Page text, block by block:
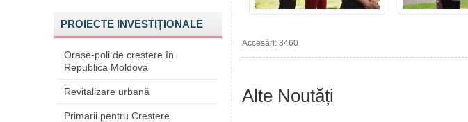
PROIECTE INVESTIȚIONALE
Orașe-poli de creștere în
Republica Moldova
Revitalizare urbană
Primarii pentru Creștere
Accesări: 3460
Alte Noutăți